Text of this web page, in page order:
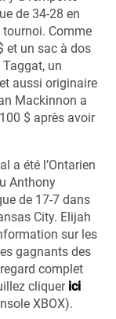
de 34-28 en
Comme
et un sac à dos
un
aussi originaire
Mackinnon a
$ après avoir
a été l’Ontarien
Anthony
de 17-7 dans
City. Elijah
sur les
gagnants des
complet
cliquer ici
XBOX).